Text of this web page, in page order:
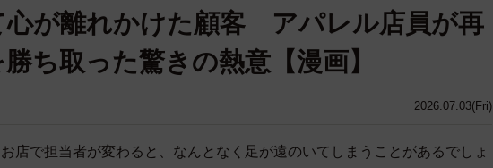
2026.07.03(Fri)
心が離れかけた顧客 アパレル店員が再
ち取った驚きの熱意【漫画】
店で担当者が変わると、なんとなく足が遠のいてしまうことがあるでしょ